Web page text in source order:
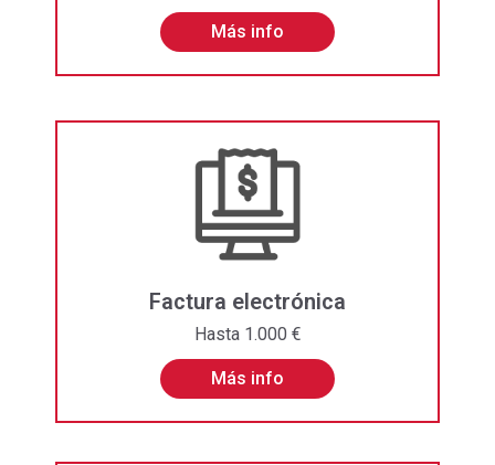
Más info
Factura electrónica
Hasta 1.000 €
Más info